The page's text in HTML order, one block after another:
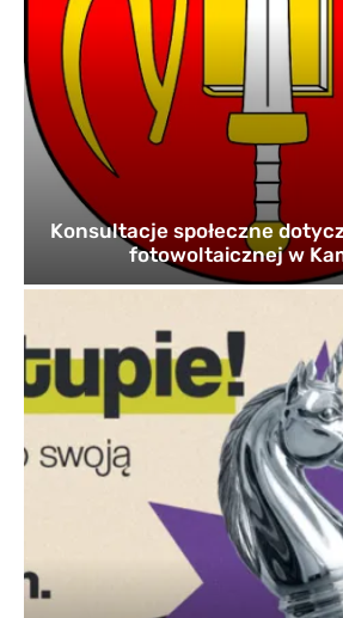
Konsultacje społeczne
fotowoltaicznej w